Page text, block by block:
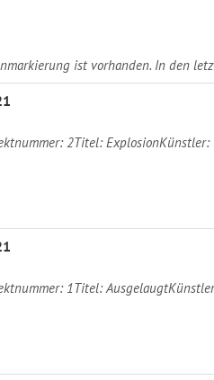
ist vorhanden. In den
2Titel:
1Titel: